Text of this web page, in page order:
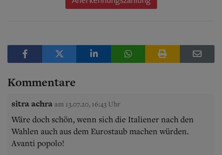
Kommentare
sitra achra am 13.07.20, 16:43 Uhr
Wäre doch schön, wenn sich die Italiener nach den
Wahlen auch aus dem Eurostaub machen würden.
Avanti popolo!